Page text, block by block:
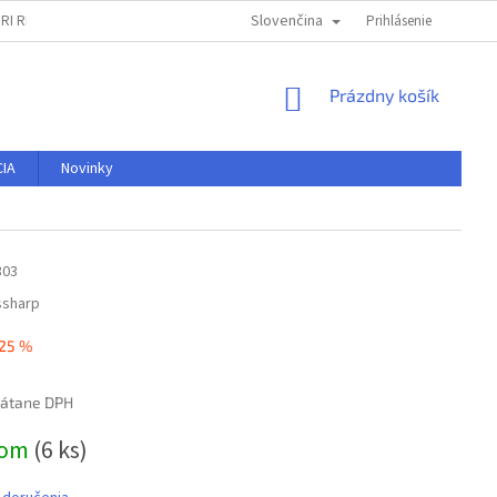
REKLAMÁCII OBCHODNÉ PODMIENKY PODMIENKY OCHRANY
Slovenčina Prihlásenie
NÁKUPNÝ
Prázdny košík
Novinky
%
DPH
(6 ks)